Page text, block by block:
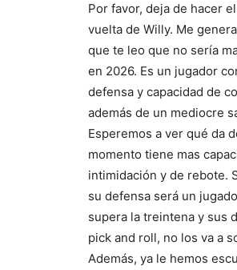
Por favor, deja de hacer
vuelta de Willy. Me
que te leo que no sería
en 2026. Es un jugador
defensa y capacidad de
además de un mediocre
Esperemos a ver qué da
momento tiene mas
intimidación y de rebote.
su defensa será un
supera la treintena y sus
pick and roll, no los va a
Además, ya le hemos